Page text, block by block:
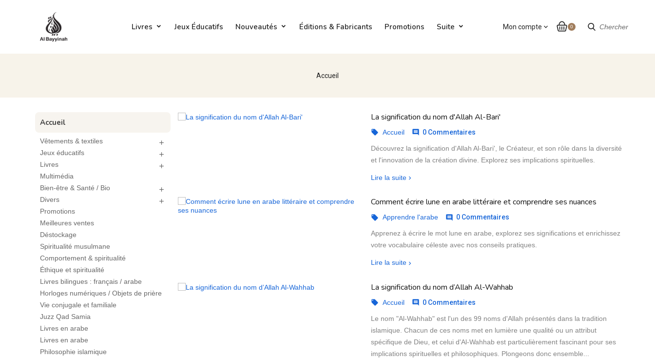
Chercher
Livres Jeux Éducatifs Nouveautés Éditions & Fabricants Promotions Suite 0
Mon compte expand_more
Accueil
Accueil
Vêtements & textiles 
Jeux éducatifs 
Livres 
Multimédia
Bien-être & Santé / Bio

Divers 
Promotions
Meilleures ventes
Déstockage
Spiritualité musulmane
Comportement & spiritualité
Éthique et spiritualité
Livres bilingues : français / arabe
Horloges numériques / Objets de prière
Vie conjugale et familiale
Juzz Qad Samia
Livres en arabe
Livres en arabe
Philosophie islamique
La signification du nom d'Allah Al-Bari'
 Accueil  0 Commentaires
Découvrez la signification d'Allah Al-Bari', le Créateur, et son rôle dans la diversité
et l'innovation de la création divine. Explorez ses implications spirituelles.
Lire la suite
Comment écrire lune en arabe littéraire et comprendre ses nuances
 Apprendre l'arabe  0 Commentaires
Apprenez à écrire le mot lune en arabe, explorez ses significations et enrichissez
votre vocabulaire céleste avec nos conseils pratiques.
Lire la suite
La signification du nom d’Allah Al-Wahhab
 Accueil  0 Commentaires
Le nom "Al-Wahhab" est l'un des 99 noms d'Allah présentés dans la tradition
islamique. Chacun de ces noms met en lumière une qualité ou un attribut
spécifique de Dieu, et celui d'Al-Wahhab est particulièrement fascinant pour ses
implications spirituelles et philosophiques. Plongeons donc ensemble...